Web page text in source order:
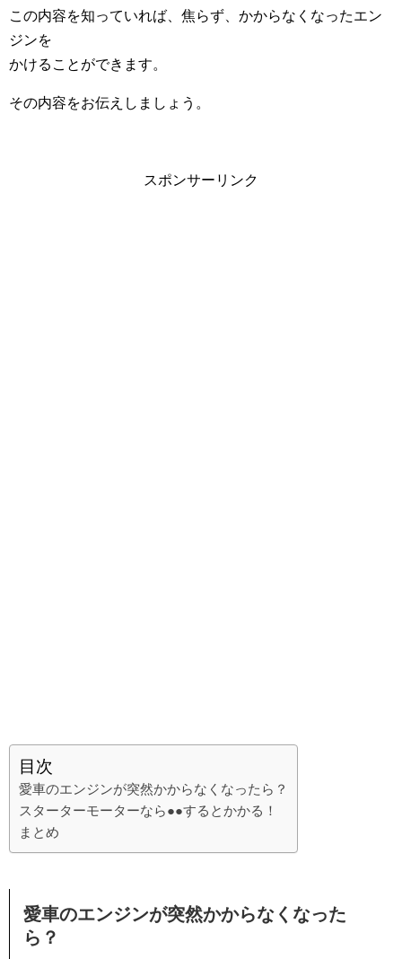
この内容を知っていれば、焦らず、かからなくなったエン
ジンを
かけることができます。
その内容をお伝えしましょう。
スポンサーリンク
目次
愛車のエンジンが突然かからなくなったら？
スターターモーターなら●●するとかかる！
まとめ
愛車のエンジンが突然かからなくなった
ら？